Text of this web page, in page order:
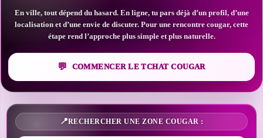
En ville, tout dépend du hasard. En ligne, tu pars déjà d’un profil, d’une
localisation et d’une envie de discuter. Pour une rencontre cougar, cette
étape rend l’approche plus simple et plus naturelle.
COMMENCER LE TCHAT COUGAR
RECHERCHER UNE ZONE COUGAR :